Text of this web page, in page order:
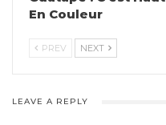
En Couleur
PREV NEXT
LEAVE A REPLY